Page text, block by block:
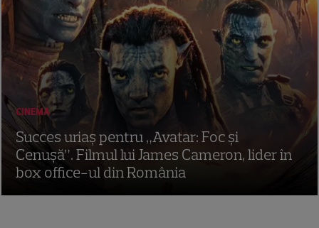
CINEMA
Succes uriaș pentru „Avatar: Foc și
Cenușă”. Filmul lui James Cameron, lider în
box office-ul din România